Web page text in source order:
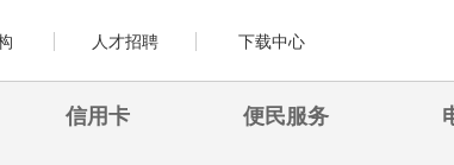
人才招聘 下载中心
信用卡 便民服务